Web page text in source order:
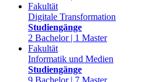
Fakultät
Digitale Transformation
Studiengänge
2 Bachelor | 1 Master
Fakultät
Informatik und Medien
Studiengänge
9 Bachelor | 7 Master